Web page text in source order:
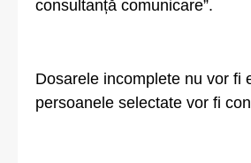
consultanță comunicare”.
Dosarele incomplete nu vor fi
persoanele selectate vor fi